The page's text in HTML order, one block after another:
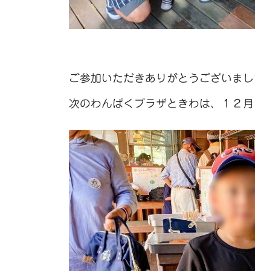
ご参加いただきありがとうございまし
次のわんぱくプラザときわは、１２